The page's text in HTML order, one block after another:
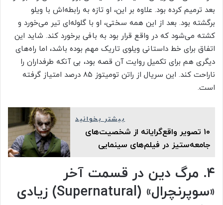
بعد ترمیم کرده بود. علاوه بر این، او تازه به رابطه‌اش با ویلو
برگشته بود. بعد از این‌ همه سختی، او با گلوله‌ای تیر می‌خورد و
کشته می‌شود که در واقع قرار بود به بافی برخورد کند. شاید این
اتفاق برای خط داستانی ویلوی تاریک مهم بوده باشد، اما راه‌های
دیگری هم برای تکمیل روایت آن قصه بود، بی آنکه طرفداران را
ناراحت کند. این سریال از راتن تومیتوز ۸۵ درصد امتیاز گرفته
است.
بیشتر بخوانید
۱۰ تصویر واقع‌گرایانه از شخصیت‌های
جامعه‌ستیز در فیلم‌های سینمایی
۴. مرگ دین در قسمت آخر
«سوپرنچرال» (Supernatural) زیادی